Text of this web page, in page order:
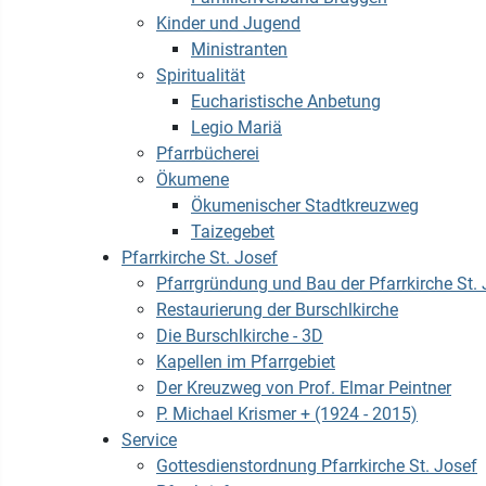
Kinder und Jugend
Ministranten
Spiritualität
Eucharistische Anbetung
Legio Mariä
Pfarrbücherei
Ökumene
Ökumenischer Stadtkreuzweg
Taizegebet
Pfarrkirche St. Josef
Pfarrgründung und Bau der Pfarrkirche St.
Restaurierung der Burschlkirche
Die Burschlkirche - 3D
Kapellen im Pfarrgebiet
Der Kreuzweg von Prof. Elmar Peintner
P. Michael Krismer + (1924 - 2015)
Service
Gottesdienstordnung Pfarrkirche St. Josef